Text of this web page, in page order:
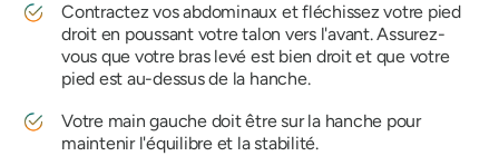
Contractez vos abdominaux et fléchissez votre pied
droit en poussant votre talon vers l'avant. Assurez-
vous que votre bras levé est bien droit et que votre
pied est au-dessus de la hanche.
Votre main gauche doit être sur la hanche pour
maintenir l'équilibre et la stabilité.